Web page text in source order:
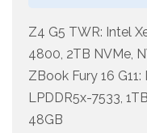
Z4 G5 TWR: Intel
4800, 2TB NVMe,
ZBook Fury 16
LPDDR5x-7533,
48GB